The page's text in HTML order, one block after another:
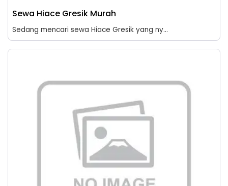
Sewa Hiace Gresik Murah
Sedang mencari sewa Hiace Gresik yang ny...